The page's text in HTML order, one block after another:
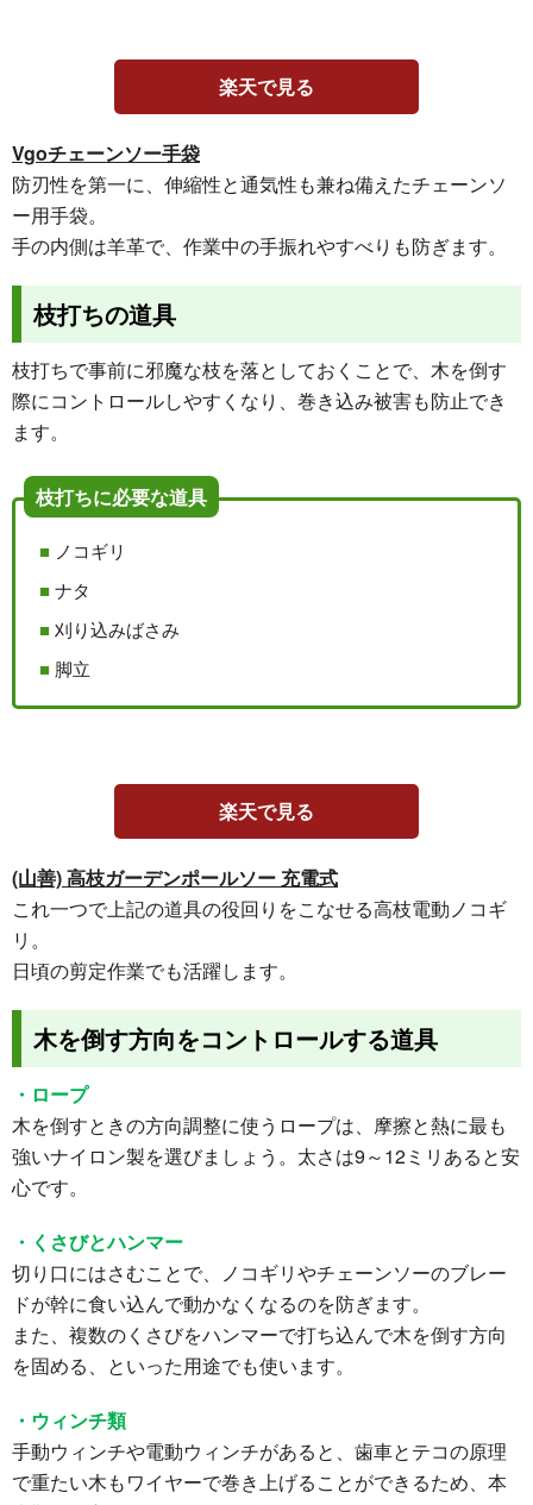
楽天で見る
Vgoチェーンソー手袋
防刃性を第一に、伸縮性と通気性も兼ね備えたチェーンソ
ー用手袋。
手の内側は羊革で、作業中の手振れやすべりも防ぎます。
枝打ちの道具
枝打ちで事前に邪魔な枝を落としておくことで、木を倒す
際にコントロールしやすくなり、巻き込み被害も防止でき
ます。
枝打ちに必要な道具
ノコギリ
ナタ
刈り込みばさみ
脚立
楽天で見る
(山善) 高枝ガーデンポールソー 充電式
これ一つで上記の道具の役回りをこなせる高枝電動ノコギ
リ。
日頃の剪定作業でも活躍します。
木を倒す方向をコントロールする道具
・ロープ
木を倒すときの方向調整に使うロープは、摩擦と熱に最も
強いナイロン製を選びましょう。太さは9～12ミリあると安
心です。
・くさびとハンマー
切り口にはさむことで、ノコギリやチェーンソーのブレー
ドが幹に食い込んで動かなくなるのを防ぎます。
また、複数のくさびをハンマーで打ち込んで木を倒す方向
を固める、といった用途でも使います。
・ウィンチ類
手動ウィンチや電動ウィンチがあると、歯車とテコの原理
で重たい木もワイヤーで巻き上げることができるため、本